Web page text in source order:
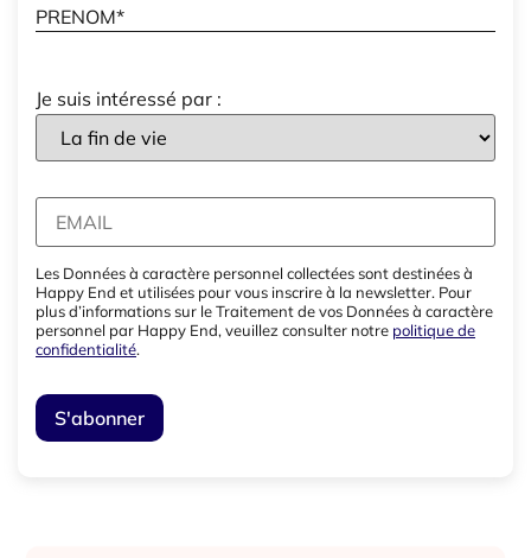
Je suis intéressé par :
Les Données à caractère personnel collectées sont destinées à
Happy End et utilisées pour vous inscrire à la newsletter. Pour
plus d’informations sur le Traitement de vos Données à caractère
personnel par Happy End, veuillez consulter notre politique de
confidentialité.